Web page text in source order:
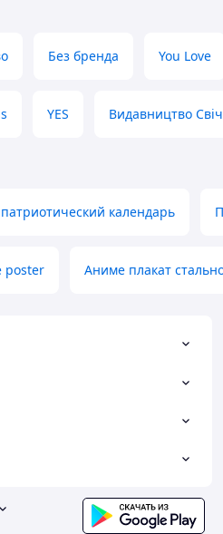
Без бренда You Love
YES Видавництво
календарь
poster Аниме плакат